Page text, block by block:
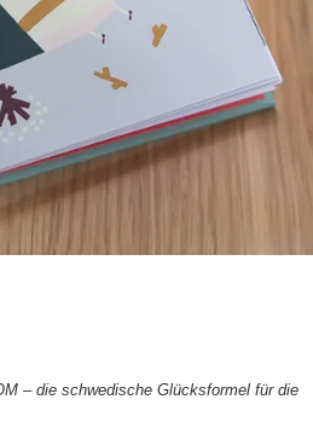
– die schwedische Glücksformel für die